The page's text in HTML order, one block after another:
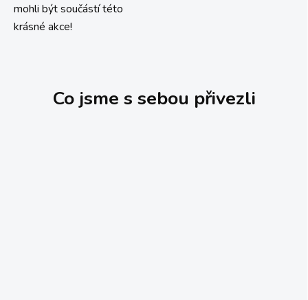
mohli být součástí této
krásné akce!
Co jsme s sebou přivezli